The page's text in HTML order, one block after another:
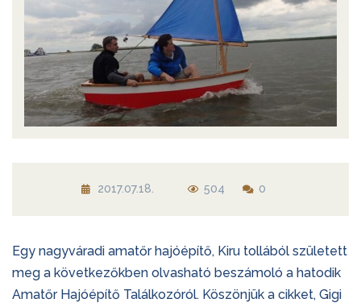
2017.07.18. 504 0
Egy nagyváradi amatőr hajóépítő, Kiru tollából született
meg a következőkben olvasható beszámoló a hatodik
Amatőr Hajóépítő Találkozóról. Köszönjük a cikket, Gigi